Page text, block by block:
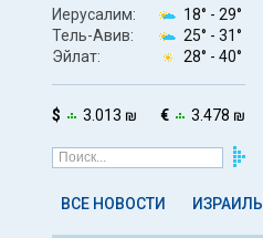
Иерусалим: 18° - 29°
Тель-Авив:
25° - 31°
Эйлат:
28° - 40°
$ 3.013 ₪ € 3.478 ₪
ВСЕ НОВОСТИ ИЗРАИЛЬ